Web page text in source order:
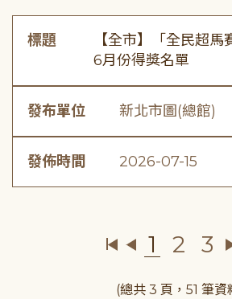
標題
【全市】「全民超馬
6月份得獎名單
發布單位 新北市圖(總館)
發佈時間 2026-07-15
1 2 3
(總共 3 頁，51 筆資